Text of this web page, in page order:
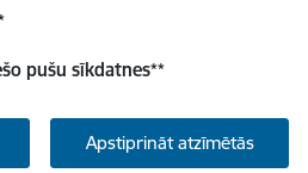
pušu sīkdatnes**
Apstiprināt atzīmētās